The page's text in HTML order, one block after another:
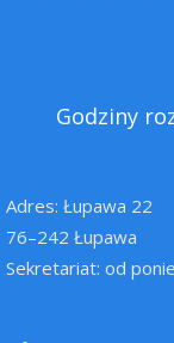
Godziny
Adres: Łupawa 22
76–242 Łupawa
Sekretariat: od